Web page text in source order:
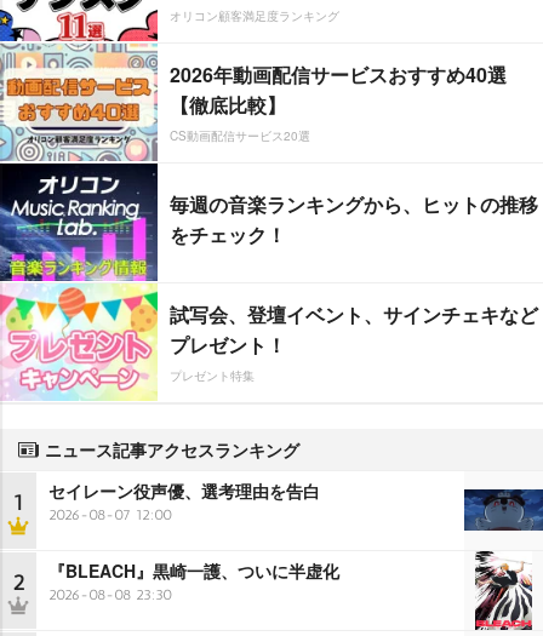
オリコン顧客満足度ランキング
2026年動画配信サービスおすすめ40選
【徹底比較】
CS動画配信サービス20選
毎週の音楽ランキングから、ヒットの推移
をチェック！
試写会、登壇イベント、サインチェキなど
プレゼント！
プレゼント特集
ニュース記事アクセスランキング
1 セイレーン役声優、選考理由を告白
2026-08-07 12:00
2 『BLEACH』黒崎一護、ついに半虚化
2026-08-08 23:30